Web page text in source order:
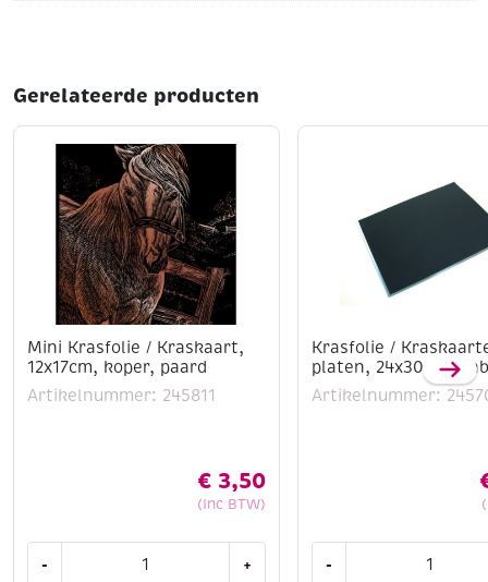
Gerelateerde producten
Mini Krasfolie / Kraskaart,
12x17cm, koper, paard
Artikelnummer: 245811
€ 3,50
(Inc BTW)
- +
Krasfolie /
platen, 24x30cm,
Artikelnummer:
-